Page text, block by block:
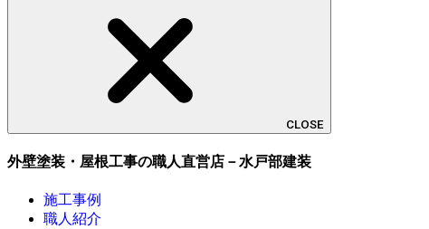
CLOSE
外壁塗装・屋根工事の職人直営店－水戸部建装
施工事例
職人紹介